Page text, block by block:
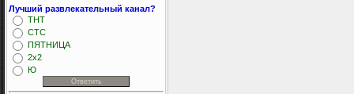
Лучший развлекательный канал?
ТНТ
СТС
ПЯТНИЦА
2x2
Ю